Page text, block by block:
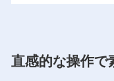
直感的な操作で